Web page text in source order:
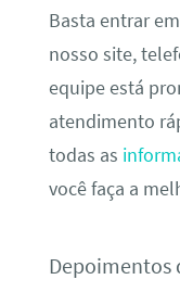
Basta entrar
nosso site,
equipe está
atendimento
todas as
você faça a
Depoimentos